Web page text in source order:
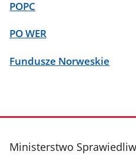
POPC
PO WER
Fundusze Norweskie
stopka
Ministerstwo